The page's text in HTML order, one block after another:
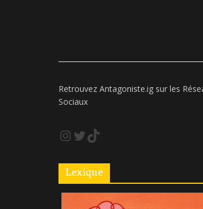
Retrouvez Antagoniste.ig sur les
Sociaux
Lexique